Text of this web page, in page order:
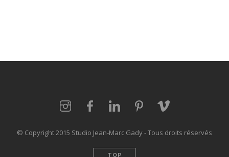
© Copyright 2015 Studio Jean-Marc Gady - Tous droits réservés
TOP